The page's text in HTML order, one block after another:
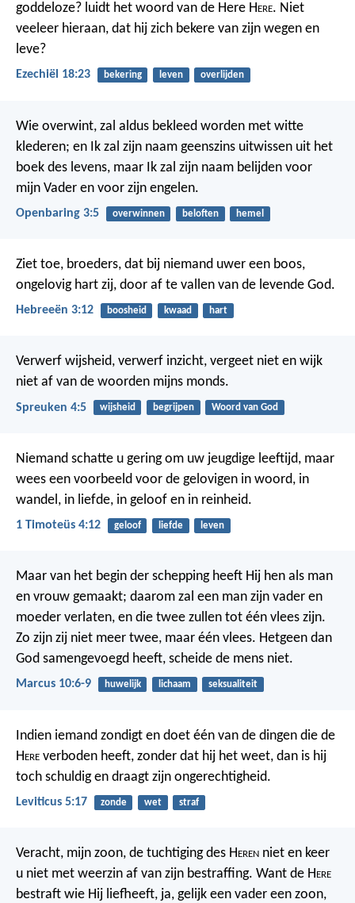
goddeloze? luidt het woord van de Here Here. Niet
veeleer hieraan, dat hij zich bekere van zijn wegen en
leve?
Ezechiël 18:23 bekering leven overlijden
Wie overwint, zal aldus bekleed worden met witte
klederen; en Ik zal zijn naam geenszins uitwissen uit het
boek des levens, maar Ik zal zijn naam belijden voor
mijn Vader en voor zijn engelen.
Openbaring 3:5 overwinnen beloften hemel
Ziet toe, broeders, dat bij niemand uwer een boos,
ongelovig hart zij, door af te vallen van de levende God.
Hebreeën 3:12 boosheid kwaad hart
Verwerf wijsheid, verwerf inzicht, vergeet niet en wijk
niet af van de woorden mijns monds.
Spreuken 4:5 wijsheid begrijpen Woord van God
Niemand schatte u gering om uw jeugdige leeftijd, maar
wees een voorbeeld voor de gelovigen in woord, in
wandel, in liefde, in geloof en in reinheid.
1 Timoteüs 4:12 geloof liefde leven
Maar van het begin der schepping heeft Hij hen als man
en vrouw gemaakt; daarom zal een man zijn vader en
moeder verlaten, en die twee zullen tot één vlees zijn.
Zo zijn zij niet meer twee, maar één vlees. Hetgeen dan
God samengevoegd heeft, scheide de mens niet.
Marcus 10:6-9 huwelijk lichaam seksualiteit
Indien iemand zondigt en doet één van de dingen die de
Here verboden heeft, zonder dat hij het weet, dan is hij
toch schuldig en draagt zijn ongerechtigheid.
Leviticus 5:17 zonde wet straf
Veracht, mijn zoon, de tuchtiging des Heren niet en keer
u niet met weerzin af van zijn bestraffing. Want de Here
bestraft wie Hij liefheeft, ja, gelijk een vader een zoon,